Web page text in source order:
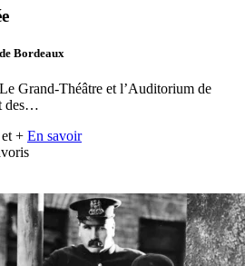
Bordeaux
Grand-Théâtre et l’Auditorium de
des…
+ En savoir